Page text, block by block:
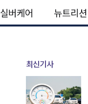
실버케어 뉴트리션
최신기사